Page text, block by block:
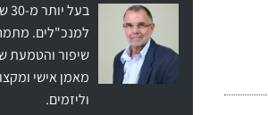
למנכ"לים.
שיפור והטמעת
מאמן אישי
וליזמים.